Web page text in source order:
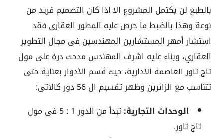
بالطبع لن يكتمل المشروع الا اذا كان التصميم فريد من
نوعة وهذا بالضبط ما حرص عليه المطور العقارى فقد
استشار أمهر المستشارين المهندسين فى مجال التطوير
العقاري، وبناء عليه اشرف المهندس مدحت درة على مول
تاج تاور العاصمة الادارية، حيث قَسم الأدوار بعناية حتى
تتناسب مع الزائرين وظهر تقسيم ال 56 دور كالاتى:
الوحدات التجارية:
تبدأ من الدور 1 : 5 فى مول
تاج تاور.